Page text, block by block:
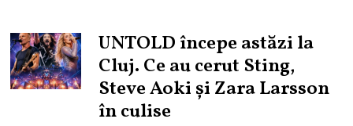
UNTOLD începe astăzi la
Cluj. Ce au cerut Sting,
Steve Aoki și Zara Larsson
în culise